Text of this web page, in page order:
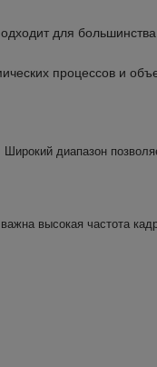
для
процессов и
диапазон
высокая частота